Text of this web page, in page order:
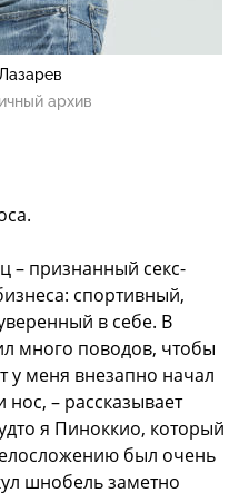
архив
– признанный секс-
спортивный,
в себе. В
много поводов, чтобы
у меня внезапно начал
– рассказывает
я Пиноккио, который
был очень
шнобель заметно